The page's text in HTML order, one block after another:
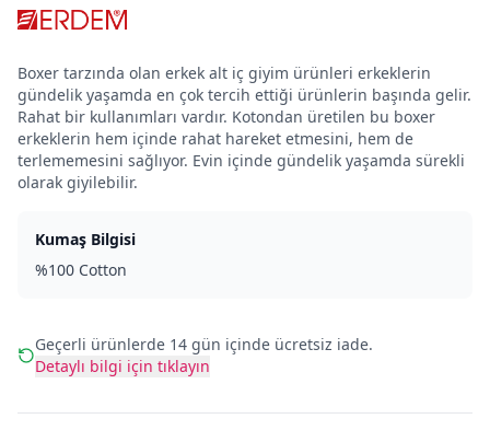
Boxer tarzında olan erkek alt iç giyim ürünleri erkeklerin
gündelik yaşamda en çok tercih ettiği ürünlerin başında gelir.
Rahat bir kullanımları vardır. Kotondan üretilen bu boxer
erkeklerin hem içinde rahat hareket etmesini, hem de
terlememesini sağlıyor. Evin içinde gündelik yaşamda sürekli
olarak giyilebilir.
Kumaş Bilgisi
%100 Cotton
Geçerli ürünlerde 14 gün içinde ücretsiz iade.
Detaylı bilgi için tıklayın